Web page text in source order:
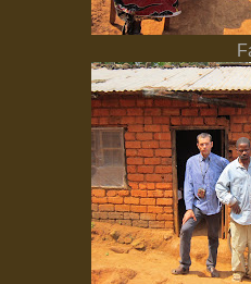
Familia